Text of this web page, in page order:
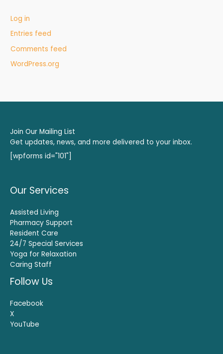
Log in
Entries feed
Comments feed
WordPress.org
Join Our Mailing List
Get updates, news, and more delivered to your inbox.
[wpforms id="101"]
Our Services
Assisted Living
Pharmacy Support
Resident Care
24/7 Special Services
Yoga for Relaxation
Caring Staff
Follow Us
Facebook
X
YouTube